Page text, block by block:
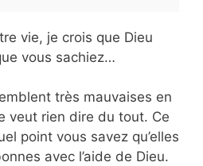
vie, je crois que Dieu
vous sachiez…
très mauvaises en
veut rien dire du tout. Ce
point vous savez qu’elles
avec l’aide de Dieu.